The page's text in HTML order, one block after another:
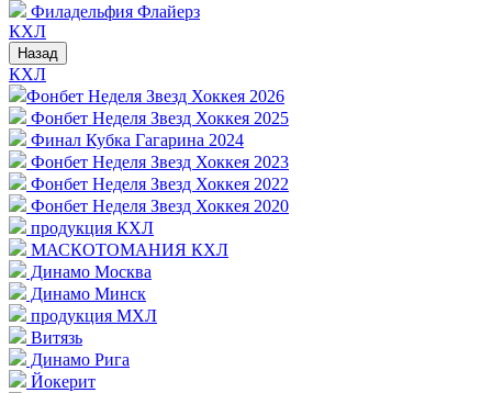
Филадельфия Флайерз
КХЛ
Назад
КХЛ
Фонбет Неделя Звезд Хоккея 2026
Фонбет Неделя Звезд Хоккея 2025
Финал Кубка Гагарина 2024
Фонбет Неделя Звезд Хоккея 2023
Фонбет Неделя Звезд Хоккея 2022
Фонбет Неделя Звезд Хоккея 2020
продукция КХЛ
МАСКОТОМАНИЯ КХЛ
Динамо Москва
Динамо Минск
продукция МХЛ
Витязь
Динамо Рига
Йокерит